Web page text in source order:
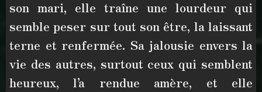
son mari, elle traîne une lourdeur qui
semble peser sur tout son être, la laissant
terne et renfermée. Sa jalousie envers la
vie des autres, surtout ceux qui semblent
heureux, l’a rendue amère, et elle